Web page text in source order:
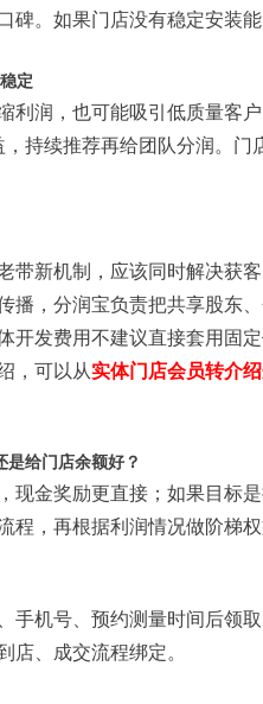
碑。如果门店没有稳定安装
定
利润，也可能吸引低质量客
持续推荐再给团队分润。
带新机制，应该同时解决获
播，分润宝负责把共享股东
开发费用不建议直接套用固
，可以从实体门店会员转介
是给门店余额好？
现金奖励更直接；如果目标
程，再根据利润情况做阶梯权
手机号、预约测量时间后领
店、成交流程绑定。